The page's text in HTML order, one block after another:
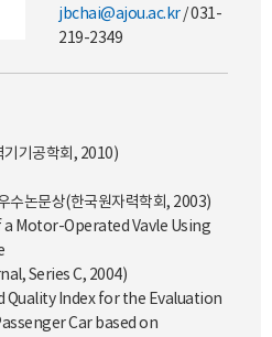
jbchai@ajou.ac.kr/031-
219-2349
기기공학회, 2010)
수논문상(한국원자력학회, 2003)
Motor-Operated Vavle Using
Series C, 2004)
Quality Index for the Evaluation
Car based on